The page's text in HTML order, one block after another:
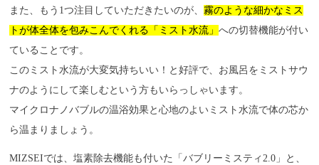
また、もう1つ注目していただきたいのが、霧のような細かなミス
トが体全体を包みこんでくれる「ミスト水流」への切替機能が付い
ていることです。
このミスト水流が大変気持ちいい！と好評で、お風呂をミストサウ
ナのようにして楽しむという方もいらっしゃいます。
マイクロナノバブルの温浴効果と心地のよいミスト水流で体の芯か
ら温まりましょう。
MIZSEIでは、塩素除去機能も付いた「バブリーミスティ2.0」と、